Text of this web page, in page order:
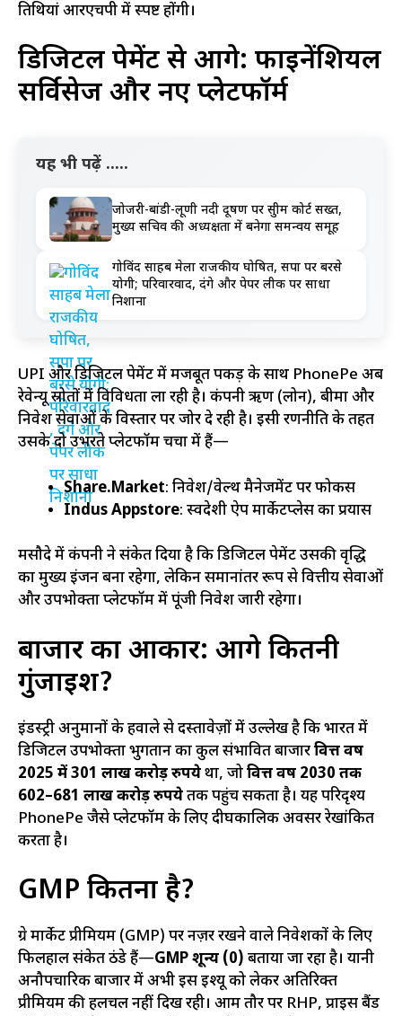
तिथियां आरएचपी में स्पष्ट होंगी।
डिजिटल पेमेंट से आगे: फाइनेंशियल
सर्विसेज और नए प्लेटफॉर्म
यह भी पढ़ें .....
जोजरी-बांडी-लूणी नदी प्रदूषण पर सुप्रीम कोर्ट सख्त,
मुख्य सचिव की अध्यक्षता में बनेगा समन्वय समूह
गोविंद साहब मेला राजकीय घोषित, सपा पर बरसे
योगी; परिवारवाद, दंगे और पेपर लीक पर साधा
निशाना
UPI और डिजिटल पेमेंट में मजबूत पकड़ के साथ PhonePe अब
रेवेन्यू स्रोतों में विविधता ला रही है। कंपनी ऋण (लोन), बीमा और
निवेश सेवाओं के विस्तार पर जोर दे रही है। इसी रणनीति के तहत
उसके दो उभरते प्लेटफॉर्म चर्चा में हैं—
Share.Market: निवेश/वेल्थ मैनेजमेंट पर फोकस
Indus Appstore: स्वदेशी ऐप मार्केटप्लेस का प्रयास
मसौदे में कंपनी ने संकेत दिया है कि डिजिटल पेमेंट उसकी वृद्धि
का मुख्य इंजन बना रहेगा, लेकिन समानांतर रूप से वित्तीय सेवाओं
और उपभोक्ता प्लेटफॉर्म में पूंजी निवेश जारी रहेगा।
बाजार का आकार: आगे कितनी
गुंजाइश?
इंडस्ट्री अनुमानों के हवाले से दस्तावेज़ों में उल्लेख है कि भारत में
डिजिटल उपभोक्ता भुगतान का कुल संभावित बाजारवित्त वर्ष
2025 में 301 लाख करोड़ रुपयेथा, जोवित्त वर्ष 2030 तक
602–681 लाख करोड़ रुपयेतक पहुंच सकता है। यह परिदृश्य
PhonePe जैसे प्लेटफॉर्म के लिए दीर्घकालिक अवसर रेखांकित
करता है।
GMP कितना है?
ग्रे मार्केट प्रीमियम (GMP) पर नज़र रखने वाले निवेशकों के लिए
फिलहाल संकेत ठंडे हैं—GMP शून्य (0) बताया जा रहा है। यानी
अनौपचारिक बाजार में अभी इस इश्यू को लेकर अतिरिक्त
प्रीमियम की हलचल नहीं दिख रही। आम तौर पर RHP, प्राइस बैंड